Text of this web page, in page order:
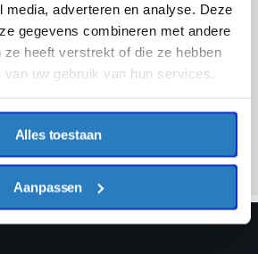
media, adverteren en analyse. Deze
gegevens combineren met andere
ze heeft verstrekt of die ze hebben
uw gebruik van hun services.
Alles toestaan
Aanpassen
E-mailadres
Inschrijven